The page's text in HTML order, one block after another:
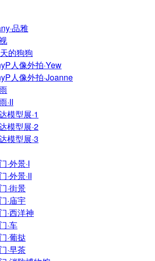
品雅
的狗狗
人像外拍·Yew
人像外拍·Joanne
·II
模型展·1
模型展·2
模型展·3
·外景·I
·外景·II
·街景
·庙宇
·西洋神
·车
·葡挞
·早茶